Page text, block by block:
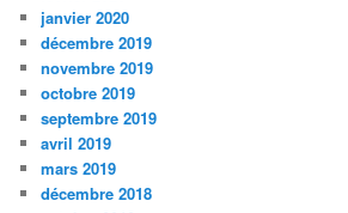
janvier 2020
décembre 2019
novembre 2019
octobre 2019
septembre 2019
avril 2019
mars 2019
décembre 2018